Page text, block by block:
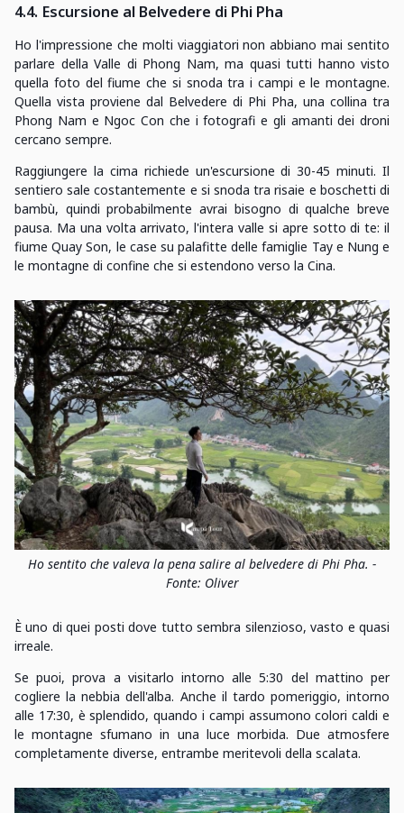
4.4. Escursione al Belvedere di Phi Pha
Ho l'impressione che molti viaggiatori non abbiano mai sentito
parlare della Valle di Phong Nam, ma quasi tutti hanno visto
quella foto del fiume che si snoda tra i campi e le montagne.
Quella vista proviene dal Belvedere di Phi Pha, una collina tra
Phong Nam e Ngoc Con che i fotografi e gli amanti dei droni
cercano sempre.
Raggiungere la cima richiede un'escursione di 30-45 minuti. Il
sentiero sale costantemente e si snoda tra risaie e boschetti di
bambù, quindi probabilmente avrai bisogno di qualche breve
pausa. Ma una volta arrivato, l'intera valle si apre sotto di te: il
fiume Quay Son, le case su palafitte delle famiglie Tay e Nung e
le montagne di confine che si estendono verso la Cina.
Ho sentito che valeva la pena salire al belvedere di Phi Pha. -
Fonte: Oliver
È uno di quei posti dove tutto sembra silenzioso, vasto e quasi
irreale.
Se puoi, prova a visitarlo intorno alle 5:30 del mattino per
cogliere la nebbia dell'alba. Anche il tardo pomeriggio, intorno
alle 17:30, è splendido, quando i campi assumono colori caldi e
le montagne sfumano in una luce morbida. Due atmosfere
completamente diverse, entrambe meritevoli della scalata.